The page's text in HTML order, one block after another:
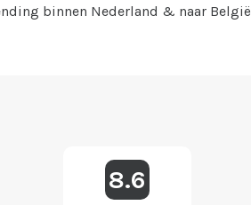
binnen Nederland & naar België
8.6